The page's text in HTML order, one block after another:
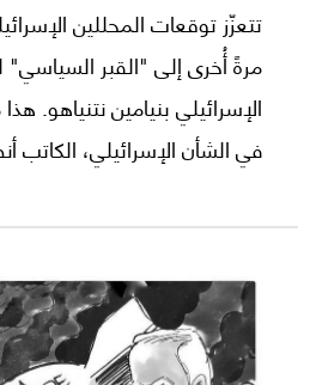
تتعزّز توقعات المحللين
مرةً أُخرى إلى "القبر السياسي"
الإسرائيلي بنيامين نتنياهو.
في الشأن الإسرائيلي،
الإسرائيلية" (مدار)، ولا
الشقيف في جنوب لبنان بيد
مؤخراً. ماذا تضمن مقال